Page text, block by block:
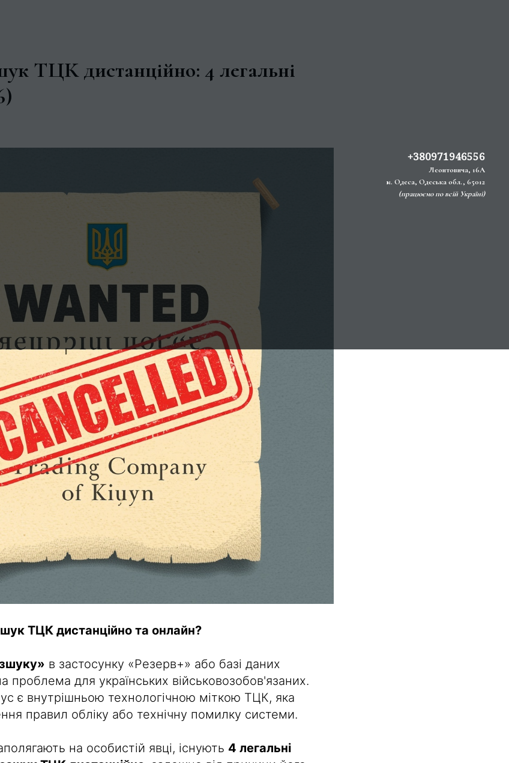
+380971946556
Леонтовича, 16А
м. Одеса, Одеська обл., 65012
(працюємо по всій Україні)
ТЦК дистанційно: 4 легальні
ТЦК дистанційно та онлайн?
в застосунку «Резерв+» або базі даних
для українських військовозобов'язаних.
є внутрішньою технологічною міткою ТЦК, яка
правил обліку або технічну помилку системи.
на особистій явці, існують 4 легальні